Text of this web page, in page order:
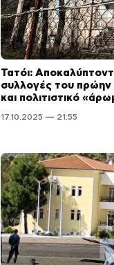
Τατόι:
συλλογές του πρώην
και πολιτιστικό
17.10.2025 — 21:55